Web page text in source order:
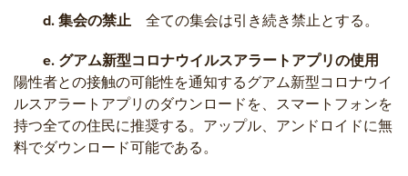
d. 集会の禁止 全ての集会は引き続き禁止とする。
e. グアム新型コロナウイルスアラートアプリの使用
陽性者との接触の可能性を通知するグアム新型コロナウイ
ルスアラートアプリのダウンロードを、スマートフォンを
持つ全ての住民に推奨する。アップル、アンドロイドに無
料でダウンロード可能である。